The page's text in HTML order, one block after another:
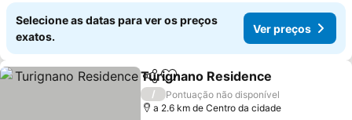
Selecione as datas para ver os preços
exatos.
Ver preços
PartilharAdicionar aos favoritos
Turignano Residence
/
Pontuação não disponível
a 2.6 km de Centro da cidade